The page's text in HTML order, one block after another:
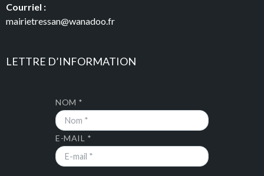
Courriel :
mairietressan@wanadoo.fr
LETTRE D’INFORMATION
NOM *
E-MAIL *